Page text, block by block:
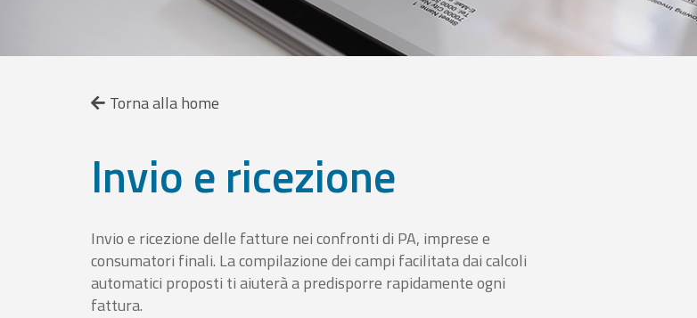
Torna alla home
Invio e ricezione
Invio e ricezione delle fatture nei confronti di PA, imprese e
consumatori finali. La compilazione dei campi facilitata dai calcoli
automatici proposti ti aiuterà a predisporre rapidamente ogni
fattura.